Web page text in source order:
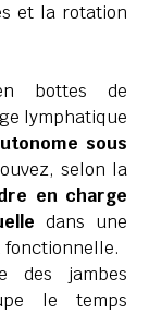
et la rotation
bottes de
lymphatique
sous
selon la
en charge
dans une
fonctionnelle.
des jambes
le temps